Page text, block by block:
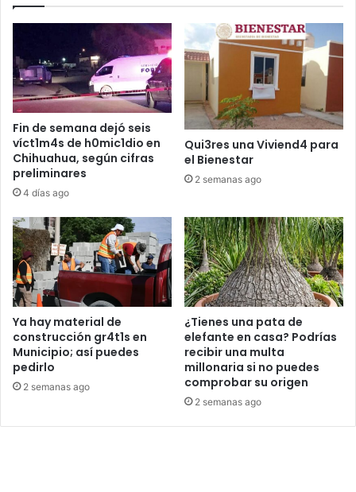
Fin de semana dejó seis
víct1m4s de h0mic1dio en
Chihuahua, según cifras
preliminares
4 días ago
Qui3res una Viviend4 para
el Bienestar
2 semanas ago
Ya hay material de
construcción gr4t1s en
Municipio; así puedes
pedirlo
2 semanas ago
¿Tienes una pata de
elefante en casa? Podrías
recibir una multa
millonaria si no puedes
comprobar su origen
2 semanas ago